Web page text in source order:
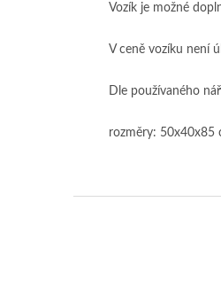
Vozík je možné
V ceně vozíku není
Dle používaného
rozměry: 50x40x85